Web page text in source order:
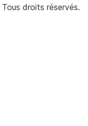
Tous droits réservés.